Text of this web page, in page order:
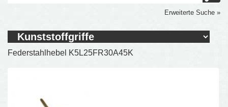
Erweiterte Suche »
Federstahlhebel K5L25FR30A45K